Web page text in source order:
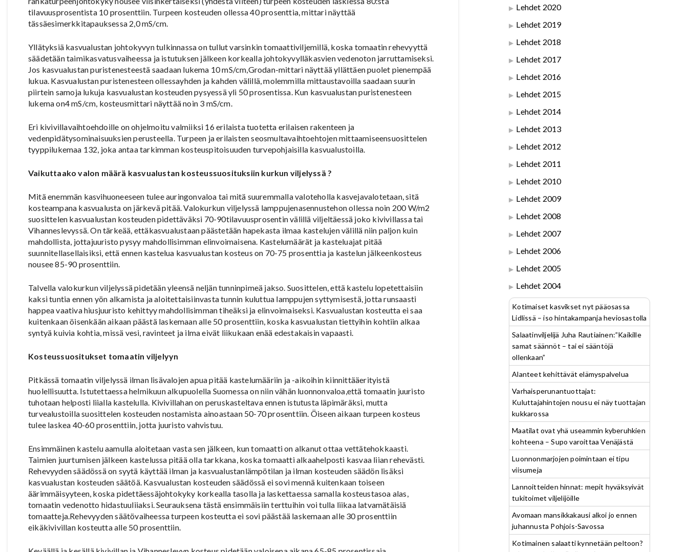
tilavuusprosentista 10 prosenttiin. Turpeen kosteuden ollessa 40 prosenttia, mittari näyttää
tässäesimerkkitapauksessa 2,0 mS/cm.
Yllätyksiä kasvualustan johtokyvyn tulkinnassa on tullut varsinkin tomaattiviljemillä, koska tomaatin rehevyyttä
säädetään taimikasvatusvaiheessa ja istutuksen jälkeen korkealla johtokyvylläkasvien vedenoton jarruttamiseksi.
Jos kasvualustan puristenesteestä saadaan lukema 10 mS/cm,Grodan-mittari näyttää yllättäen puolet pienempää
lukua. Kasvualustan puristenesteen ollessayhden ja kahden välillä, molemmilla mittaustavoilla saadaan suurin
piirtein samoja lukuja kasvualustan kosteuden pysyessä yli 50 prosentissa. Kun kasvualustan puristenesteen
lukema on4 mS/cm, kosteusmittari näyttää noin 3 mS/cm.
Eri kivivillavaihtoehdoille on ohjelmoitu valmiiksi 16 erilaista tuotetta erilaisen rakenteen ja
vedenpidätysominaisuuksien perusteella. Turpeen ja erilaisten seosmultavaihtoehtojen mittaamiseensuosittelen
tyyppilukemaa 132, joka antaa tarkimman kosteuspitoisuuden turvepohjaisilla kasvualustoilla.
Vaikuttaako valon määrä kasvualustan kosteussuosituksiin kurkun viljelyssä ?
Mitä enemmän kasvihuoneeseen tulee auringonvaloa tai mitä suuremmalla valoteholla kasvejavalotetaan, sitä
kosteampana kasvualusta on järkevä pitää. Valokurkun viljelyssä lamppujenasennustehon ollessa noin 200 W/m2
suosittelen kasvualustan kosteuden pidettäväksi 70-90tilavuusprosentin välillä viljeltäessä joko kivivillassa tai
Vihanneslevyssä. On tärkeää, ettäkasvualustaan päästetään hapekasta ilmaa kastelujen välillä niin paljon kuin
mahdollista, jottajuuristo pysyy mahdollisimman elinvoimaisena. Kastelumäärät ja kasteluajat pitää
suunnitellasellaisiksi, että ennen kastelua kasvualustan kosteus on 70-75 prosenttia ja kastelun jälkeenkosteus
nousee 85-90 prosenttiin.
Talvella valokurkun viljelyssä pidetään yleensä neljän tunninpimeä jakso. Suosittelen, että kastelu lopetettaisiin
kaksi tuntia ennen yön alkamista ja aloitettaisiinvasta tunnin kuluttua lamppujen syttymisestä, jotta runsaasti
happea vaativa hiusjuuristo kehittyy mahdollisimman tiheäksi ja elinvoimaiseksi. Kasvualustan kosteutta ei saa
kuitenkaan öisenkään aikaan päästä laskemaan alle 50 prosenttiin, koska kasvualustan tiettyihin kohtiin alkaa
syntyä kuivia kohtia, missä vesi, ravinteet ja ilma eivät liikukaan enää edestakaisin vapaasti.
Kosteussuositukset tomaatin viljelyyn
Pitkässä tomaatin viljelyssä ilman lisävalojen apua pitää kastelumääriin ja -aikoihin kiinnittääerityistä
huolellisuutta. Istutettaessa helmikuun alkupuolella Suomessa on niin vähän luonnonvaloa,että tomaatin juuristo
tuhotaan helposti liialla kastelulla. Kivivillahan on peruskasteltava ennen istutusta läpimäräksi, mutta
turvealustoilla suosittelen kosteuden nostamista ainoastaan 50-70 prosenttiin. Öiseen aikaan turpeen kosteus
tulee laskea 40-60 prosenttiin, jotta juuristo vahvistuu.
Ensimmäinen kastelu aamulla aloitetaan vasta sen jälkeen, kun tomaatti on alkanut ottaa vettätehokkaasti.
Taimien juurtumisen jälkeen kastelussa pitää olla tarkkana, koska tomaatti alkaahelposti kasvaa liian rehevästi.
Rehevyyden säädössä on syytä käyttää ilman ja kasvualustanlämpötilan ja ilman kosteuden säädön lisäksi
kasvualustan kosteuden säätöä. Kasvualustan kosteuden säädössä ei sovi mennä kuitenkaan toiseen
äärimmäisyyteen, koska pidettäessäjohtokyky korkealla tasolla ja laskettaessa samalla kosteustasoa alas,
tomaatin vedenotto hidastuuliiaksi. Seurauksena tästä ensimmäisiin terttuihin voi tulla liikaa latvamätäisiä
tomaatteja.Rehevyyden säätövaiheessa turpeen kosteutta ei sovi päästää laskemaan alle 30 prosenttiin
eikäkivivillan kosteutta alle 50 prosenttiin.
Lehdet 2020
Lehdet 2019
Lehdet 2018
Lehdet 2017
Lehdet 2016
Lehdet 2015
Lehdet 2014
Lehdet 2013
Lehdet 2012
Lehdet 2011
Lehdet 2010
Lehdet 2009
Lehdet 2008
Lehdet 2007
Lehdet 2006
Lehdet 2005
Lehdet 2004
Kotimaiset kasvikset nyt pääosassa
Lidlissä – iso hintakampanja heviosastolla
Salaatinviljelijä Juha Rautiainen:”Kaikille
samat säännöt – tai ei sääntöjä
ollenkaan”
Alanteet kehittävät elämyspalvelua
Varhaisperunantuottajat:
Kuluttajahintojen nousu ei näy tuottajan
kukkarossa
Maatilat ovat yhä useammin kyberuhkien
kohteena – Supo varoittaa Venäjästä
Luonnonmarjojen poimintaan ei tipu
viisumeja
Lannoitteiden hinnat: mepit hyväksyivät
tukitoimet viljelijöille
Avomaan mansikkakausi alkoi jo ennen
juhannusta Pohjois-Savossa
Kotimainen salaatti kynnetään peltoon?